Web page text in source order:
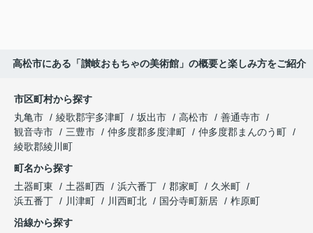
高松市にある「讃岐おもちゃの美術館」の概要と楽しみ方をご紹介
市区町村から探す
丸亀市
綾歌郡宇多津町 坂出市 高松市
善通寺市
観音寺市
三豊市 仲多度郡多度津町
仲多度郡まんのう町
綾歌郡綾川町
町名から探す
土器町東
土器町西 浜六番丁 郡家町
久米町
浜五番丁
川津町 川西町北 国分寺町新居
柞原町
沿線から探す